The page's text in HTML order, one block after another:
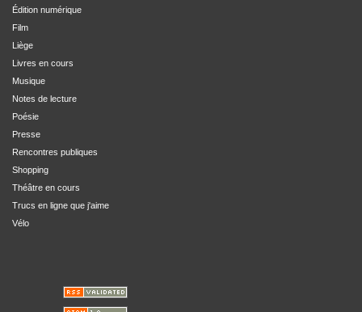
Édition numérique
Film
Liège
Livres en cours
Musique
Notes de lecture
Poésie
Presse
Rencontres publiques
Shopping
Théâtre en cours
Trucs en ligne que j'aime
Vélo